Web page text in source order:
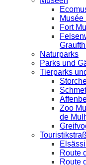
Fort
Naturparks
Parks und
Tierparks
Zoo
de
Route
Route